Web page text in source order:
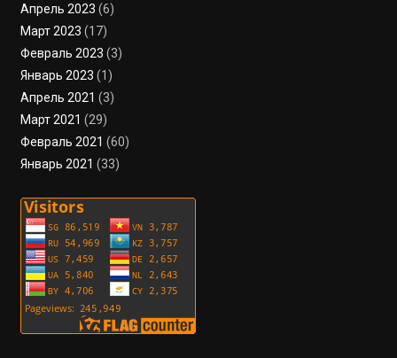
Апрель 2023 (6)
Март 2023 (17)
Февраль 2023 (3)
Январь 2023 (1)
Апрель 2021 (3)
Март 2021 (29)
Февраль 2021 (60)
Январь 2021 (33)